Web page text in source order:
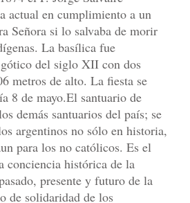
actual en cumplimiento a un
Señora si lo salvaba de morir
La basílica fue
del siglo XII con dos
metros de alto. La fiesta se
8 de mayo.El santuario de
demás santuarios del país; se
argentinos no sólo en historia,
para los no católicos. Es el
conciencia histórica de la
presente y futuro de la
de solidaridad de los